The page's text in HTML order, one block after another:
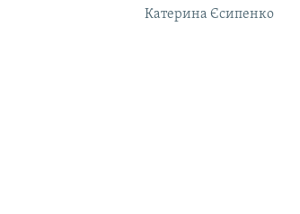
Катерина Єсипенко